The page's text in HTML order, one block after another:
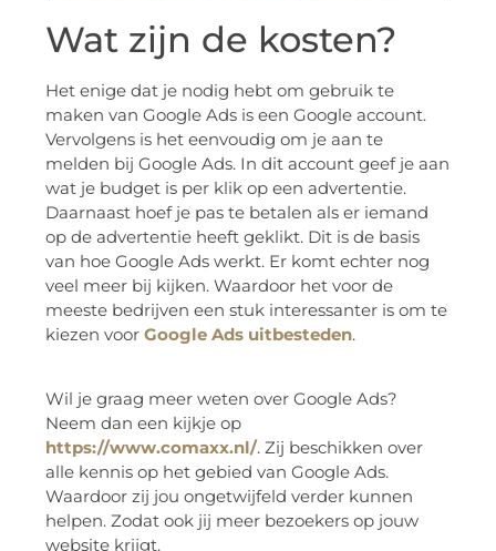
Wat zijn de kosten?
Het enige dat je nodig hebt om gebruik te
maken van Google Ads is een Google account.
Vervolgens is het eenvoudig om je aan te
melden bij Google Ads. In dit account geef je aan
wat je budget is per klik op een advertentie.
Daarnaast hoef je pas te betalen als er iemand
op de advertentie heeft geklikt. Dit is de basis
van hoe Google Ads werkt. Er komt echter nog
veel meer bij kijken. Waardoor het voor de
meeste bedrijven een stuk interessanter is om te
kiezen voor Google Ads uitbesteden.
Wil je graag meer weten over Google Ads?
Neem dan een kijkje op
https://www.comaxx.nl/. Zij beschikken over
alle kennis op het gebied van Google Ads.
Waardoor zij jou ongetwijfeld verder kunnen
helpen. Zodat ook jij meer bezoekers op jouw
website krijgt.